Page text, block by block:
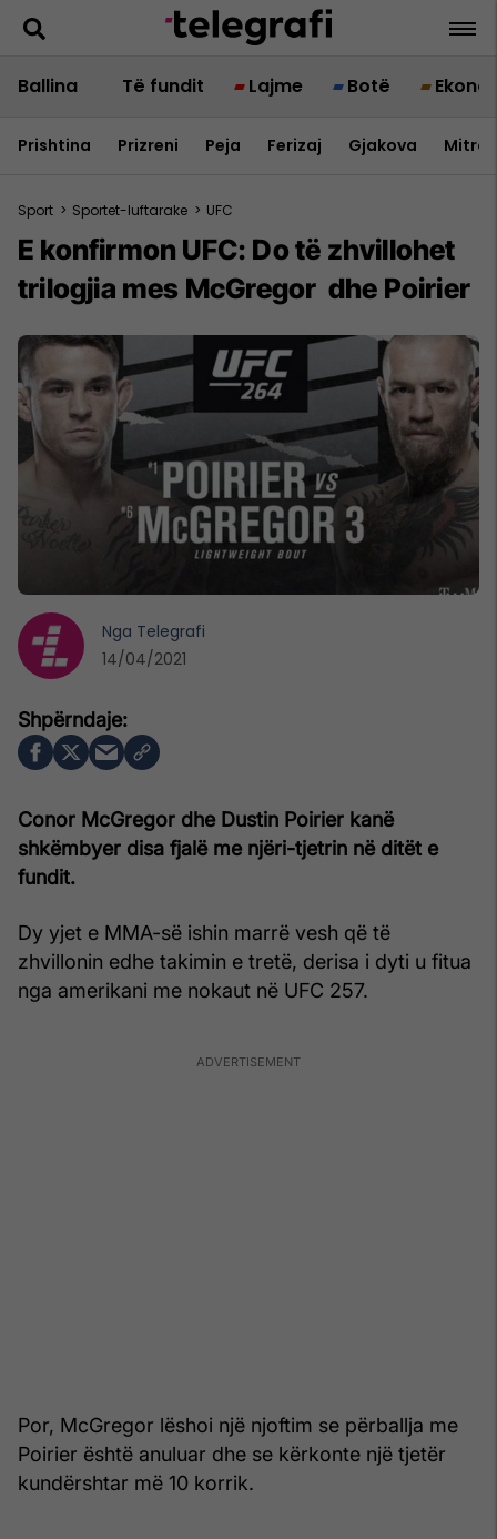
Ballina Të fundit Lajme Botë
Prishtina Prizreni Peja Ferizaj Gjakova
Sport > Sportet-luftarake > UFC
E konfirmon UFC: Do të zhvillohet
trilogjia mes McGregor dhe Poirier
Conor McGregor dhe Dustin Poirier kanë
shkëmbyer disa fjalë me njëri-tjetrin në ditët e
fundit.
Dy yjet e MMA-së ishin marrë vesh që të
zhvillonin edhe takimin e tretë, derisa i dyti u fitua
nga amerikani me nokaut në UFC 257.
Por, McGregor lëshoi një njoftim se përballja me
Poirier është anuluar dhe se kërkonte një tjetër
kundërshtar më 10 korrik.
Nga Telegrafi
14/04/2021